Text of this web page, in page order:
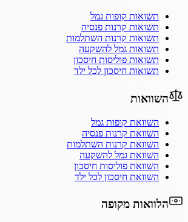
תשואות קופות גמל
תשואות קרנות פנסיה
תשואות קרנות השתלמות
תשואות גמל להשקעה
תשואות פוליסות חיסכון
תשואות חיסכון לכל ילד
השוואות
השוואת קופות גמל
השוואת קרנות פנסיה
השוואת קרנות השתלמות
השוואת גמל להשקעה
השוואת פוליסות חיסכון
השוואת חיסכון לכל ילד
הלוואות מקופה